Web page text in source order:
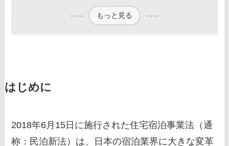
もっと見る
はじめに
2018年6月15日に施行された住宅宿泊事業法（通
称：民泊新法）は、日本の宿泊業界に大きな変革